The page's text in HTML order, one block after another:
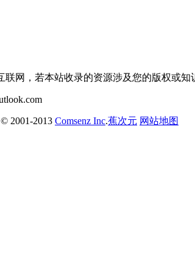
联网，若本站收录的资源涉及您的版权或
2001-2013 Comsenz Inc.蕉次元 网站地图